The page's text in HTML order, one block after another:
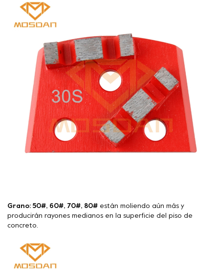
Grano: 50#, 60#, 70#, 80# están moliendo aún más y
producirán rayones medianos en la superficie del piso de
concreto.